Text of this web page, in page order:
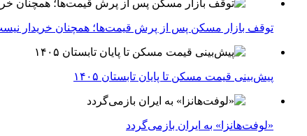
توقف بازار مسکن پس از پرش قیمت‌ها؛ همچنان خریدار
پیش‌بینی قیمت مسکن تا پایان تابستان ۱۴۰۵
«لوفت‌هانزا» به ایران بازمی‌گردد